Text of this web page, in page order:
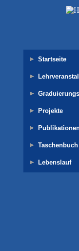
Startseite
Projekte
Taschenbuch
Lebenslauf